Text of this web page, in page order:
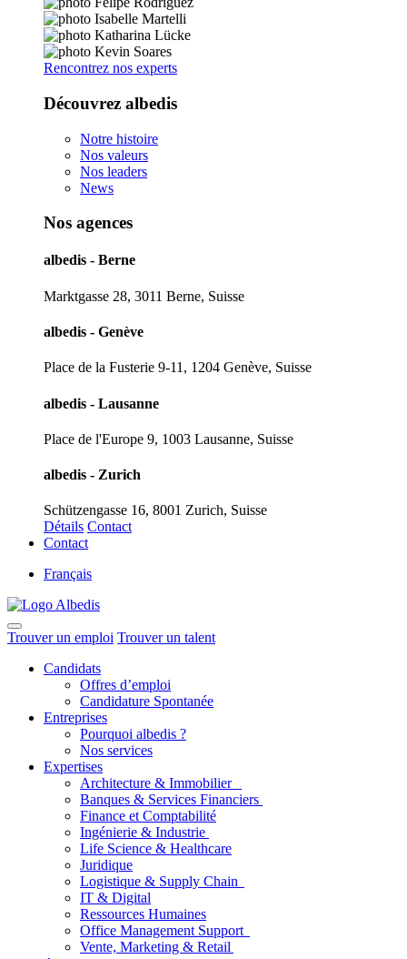
Rencontrez nos experts
Découvrez albedis
Notre histoire
Nos valeurs
Nos leaders
News
Nos agences
albedis - Berne
Marktgasse 28, 3011 Berne, Suisse
albedis - Genève
Place de la Fusterie 9-11, 1204 Genève, Suisse
albedis - Lausanne
Place de l'Europe 9, 1003 Lausanne, Suisse
albedis - Zurich
Schützengasse 16, 8001 Zurich, Suisse
Détails Contact
Contact
Français
Trouver un emploi Trouver un talent
Candidats
Offres d’emploi
Candidature Spontanée
Entreprises
Pourquoi albedis ?
Nos services
Expertises
Architecture & Immobilier
Banques & Services Financiers
Finance et Comptabilité
Ingénierie & Industrie
Life Science & Healthcare
Juridique
Logistique & Supply Chain
IT & Digital
Ressources Humaines
Office Management Support
Vente, Marketing & Retail